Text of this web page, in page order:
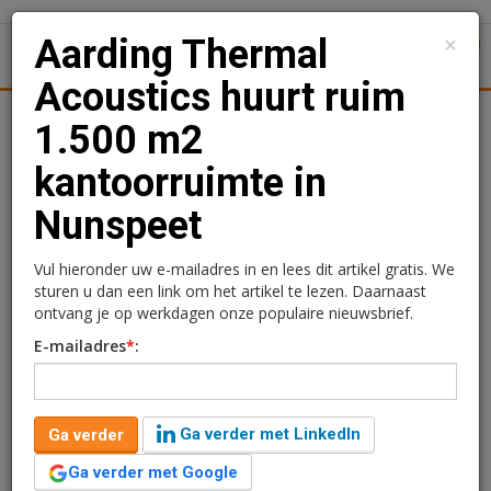
Aarding Thermal
Acoustics huurt ruim
1.500 m2 kantoorruimte
in Nunspeet
Aarding Thermal Acoustics een huurovereenkomst
gesloten in het kantoorgebouw gelegen aan de
×
Aarding Thermal
Acoustics huurt ruim
1.500 m2
kantoorruimte in
Nunspeet
Vul hieronder uw e-mailadres in en lees dit artikel gratis. We
sturen u dan een link om het artikel te lezen. Daarnaast
ontvang je op werkdagen onze populaire nieuwsbrief.
E-mailadres*:
Ga verder
Ga verder met LinkedIn
Ga verder met Google